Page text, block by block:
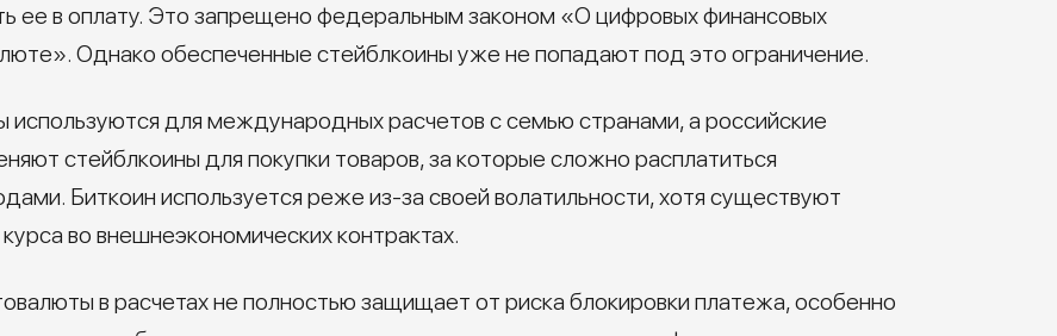
ее в оплату. Это запрещено федеральным законом «О цифровых финансовых
Однако обеспеченные стейблкоины уже не попадают под это ограничение.
используются для международных расчетов с семью странами, а российские
стейблкоины для покупки товаров, за которые сложно расплатиться
Биткоин используется реже из-за своей волатильности, хотя существуют
во внешнеэкономических контрактах.
в расчетах не полностью защищает от риска блокировки платежа, особенно